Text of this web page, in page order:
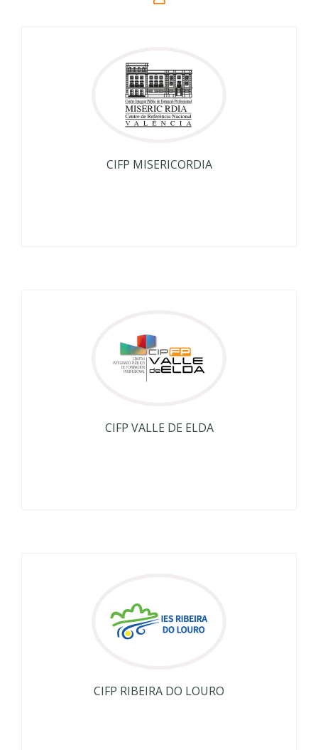
CIFP MISERICORDIA
<p align="center">CIFP MISERICORDIA</p>
<p align="center">Valencia</p>
CIFP VALLE DE ELDA
CIFP RIBEIRA DO LOURO
<p>CIFP RIBEIRA DO LOURO</p>
<p>Pontevedra</p>